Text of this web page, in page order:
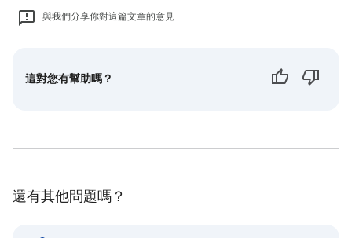
與我們分享你對這篇文章的意見
這對您有幫助嗎？
還有其他問題嗎？